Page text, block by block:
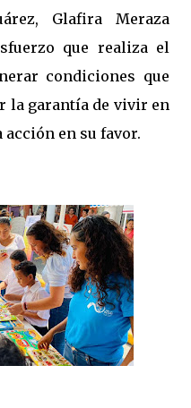
Glafira Meraza
que realiza el
condiciones que
la garantía de vivir en
en su favor.